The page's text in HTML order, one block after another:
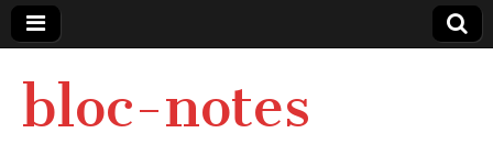
bloc-notes